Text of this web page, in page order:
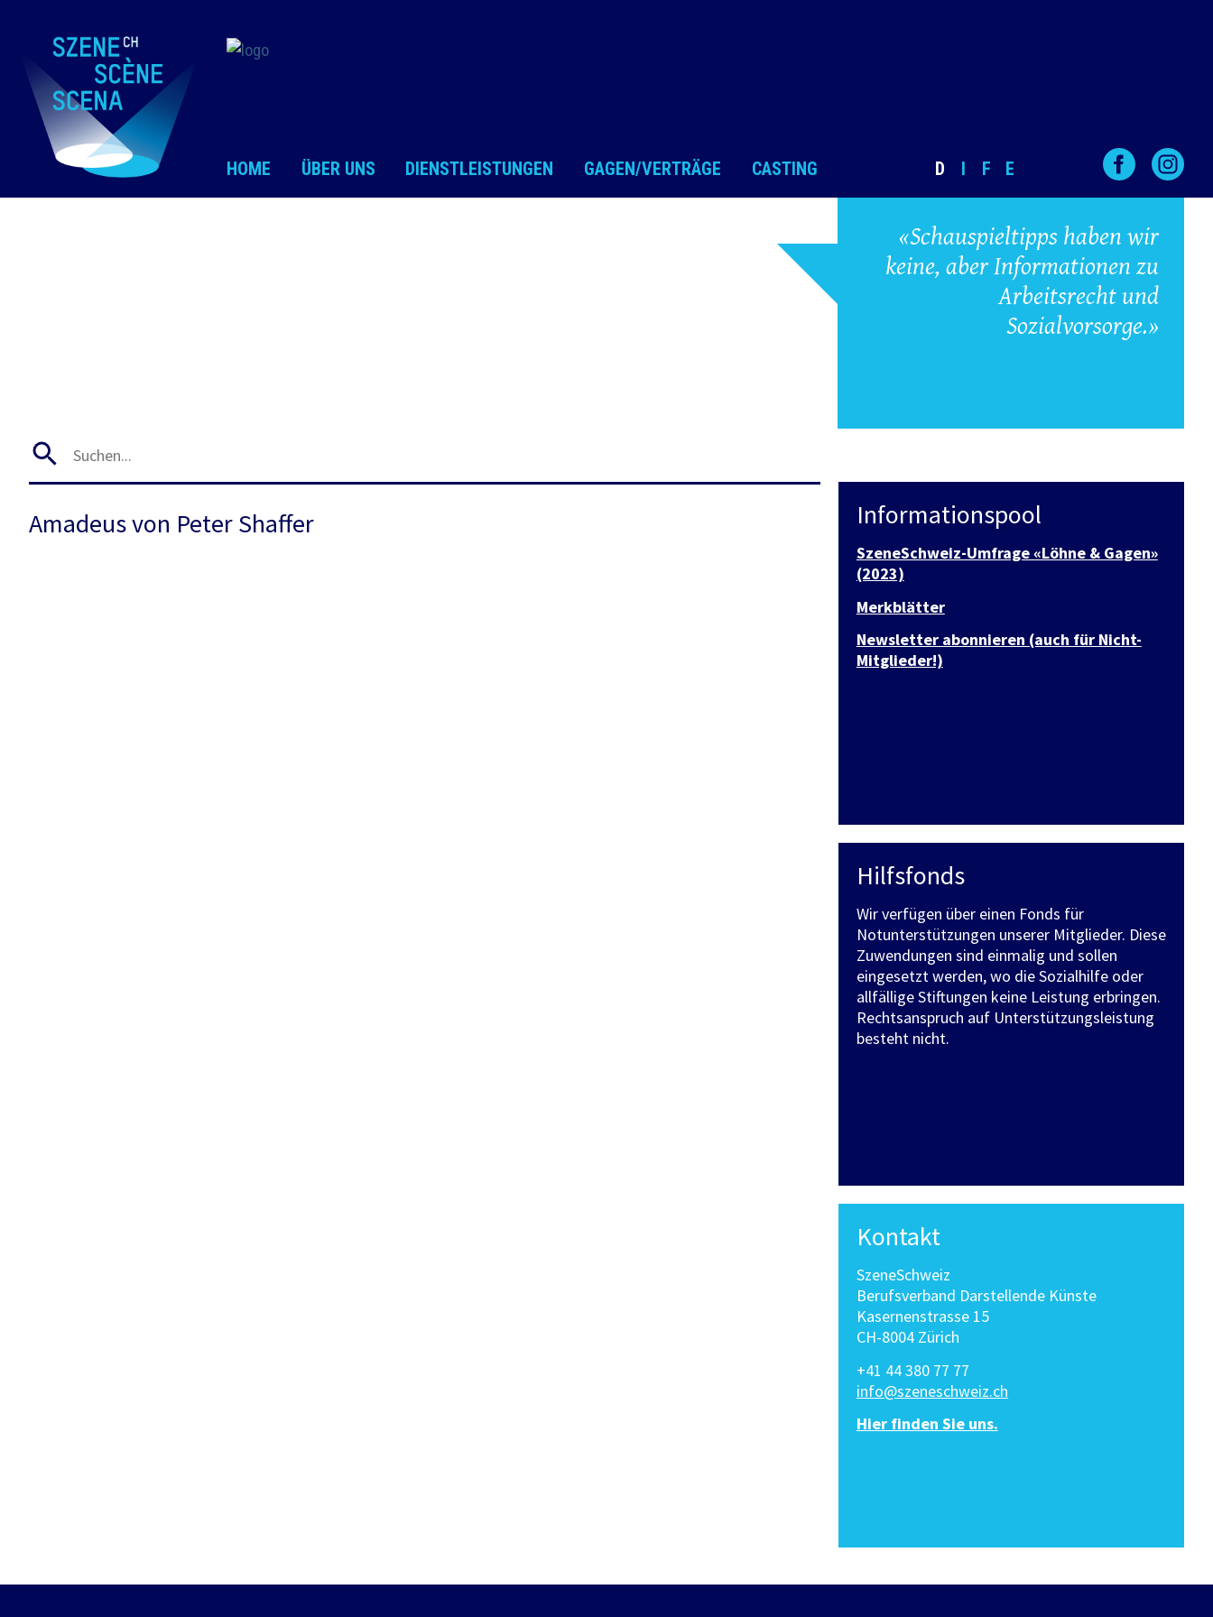
HOME ÜBER UNS DIENSTLEISTUNGEN GAGEN/VERTRÄGE CASTING D I F E
«Schauspieltipps haben wir
keine, aber Informationen zu
Arbeitsrecht und
Sozialvorsorge.»
Amadeus von Peter Shaffer Informationspool
SzeneSchweiz-Umfrage «Löhne & Gagen»
(2023)
Merkblätter
Newsletter abonnieren (auch für Nicht-
Mitglieder!)
Hilfsfonds
Wir verfügen über einen Fonds für
Notunterstützungen unserer Mitglieder. Diese
Zuwendungen sind einmalig und sollen
eingesetzt werden, wo die Sozialhilfe oder
allfällige Stiftungen keine Leistung erbringen.
Rechtsanspruch auf Unterstützungsleistung
besteht nicht.
Kontakt
SzeneSchweiz
Berufsverband Darstellende Künste
Kasernenstrasse 15
CH-8004 Zürich
+41 44 380 77 77
info@szeneschweiz.ch
Hier finden Sie uns.